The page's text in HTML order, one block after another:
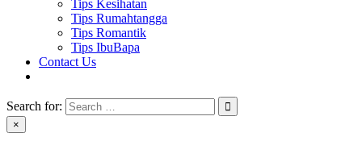
Tips Kesihatan
Tips Rumahtangga
Tips Romantik
Tips IbuBapa
Contact Us
Search for:
×